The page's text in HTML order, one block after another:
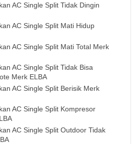
AC Single Split Tidak Dingin
AC Single Split Mati Hidup
AC Single Split Mati Total Merk
AC Single Split Tidak Bisa
Merk ELBA
AC Single Split Berisik Merk
AC Single Split Kompresor
AC Single Split Outdoor Tidak